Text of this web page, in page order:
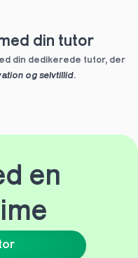
din tutor
din dedikerede tutor, der
og selvtillid.
en